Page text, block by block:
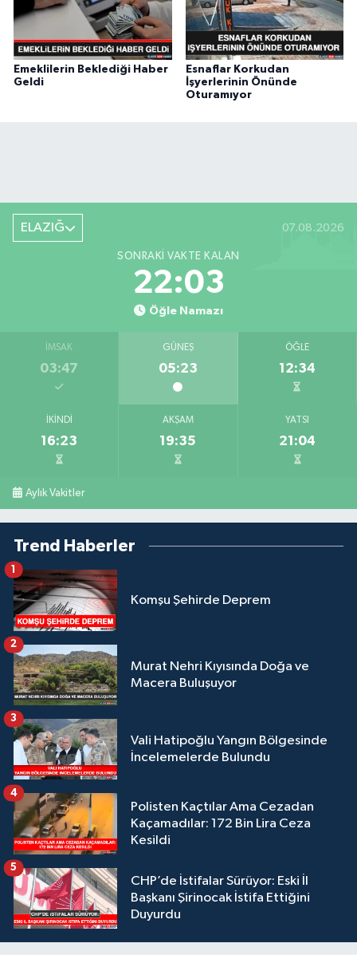
Emeklilerin Beklediği Haber
Geldi
Esnaflar Korkudan
İşyerlerinin Önünde
Oturamıyor
ELAZIĞ 07.08.2026
SONRAKI VAKTE KALAN
22:02
Öğle Namazı
İMSAK
03:47
GÜNEŞ
05:23
ÖĞLE
12:34
İKINDI
16:23
AKŞAM
19:35
YATSI
21:04
Aylık Vakitler
Trend Haberler
Komşu Şehirde Deprem
1
Murat Nehri Kıyısında Doğa ve
Macera Buluşuyor
2
Vali Hatipoğlu Yangın Bölgesinde
İncelemelerde Bulundu
3
Polisten Kaçtılar Ama Cezadan
Kaçamadılar: 172 Bin Lira Ceza
Kesildi
4
CHP’de İstifalar Sürüyor: Eski İl
Başkanı Şirinocak İstifa Ettiğini
Duyurdu
5